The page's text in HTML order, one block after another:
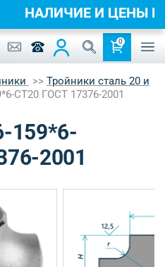
0
Тройники сталь 20 и
СТ20 ГОСТ 17376-2001
159*6-
2001
НАЛИЧИЕ И